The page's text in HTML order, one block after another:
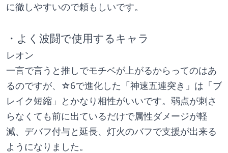
に徹しやすいので頼もしいです。
・よく波闘で使用するキャラ
レオン
一言で言うと推しでモチベが上がるからってのはあ
るのですが、☆6で進化した「神速五連突き」は「ブ
レイク短縮」とかなり相性がいいです。弱点が刺さ
らなくても前に出ているだけで属性ダメージが軽
減、デバフ付与と延長、灯火のバフで支援が出来る
ようになりました。